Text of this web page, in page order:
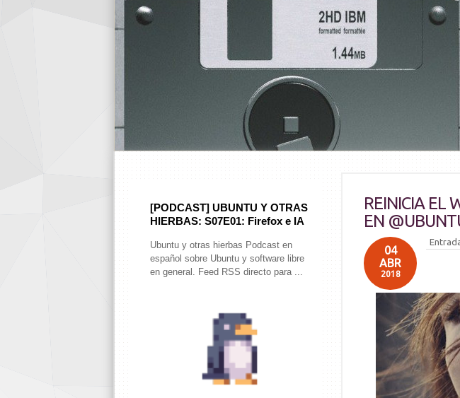
REINICIA EL
EN
04
ABR
2018
[PODCAST] UBUNTU Y OTRAS
HIERBAS: S07E01: Firefox e IA
Ubuntu y otras hierbas Podcast en
español sobre Ubuntu y software libre
en general. Feed RSS directo para ...